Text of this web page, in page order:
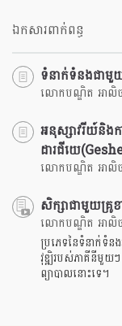
ឯកសារពាក់ពន្ធ
ទំនាក់ទំនងជាមួយ
លោកបណ្ឌិត អាលិ
អនុស្សាវរីយ៍និងក
ដារជីយេ
លោកបណ្ឌិត អាលិ
សិក្សាជាមួយគ្រូ
លោកបណ្ឌិត អាលិ
ប្រភេទនៃទំនាក់ទំ
វុឌ្ឍិរបស់ភាគីនីមួយ
ព្យាបាលនោះទេ។